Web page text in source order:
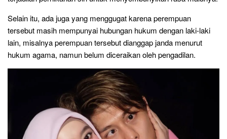
Selain itu, ada juga yang menggugat karena perempuan
tersebut masih mempunyai hubungan hukum dengan laki-laki
lain, misalnya perempuan tersebut dianggap janda menurut
hukum agama, namun belum diceraikan oleh pengadilan.